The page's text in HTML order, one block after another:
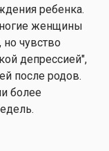
ребенка.
женщины
чувство
депрессией",
после родов.
более